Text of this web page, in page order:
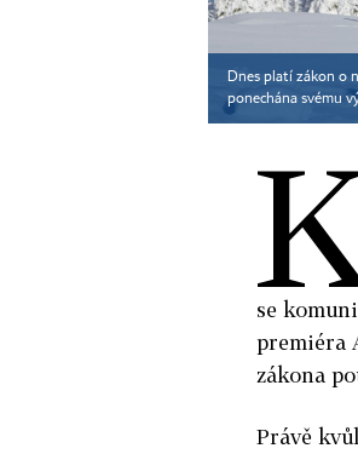
Dnes platí zákon o
ponechána svému
se
premiéra
zákona
Právě